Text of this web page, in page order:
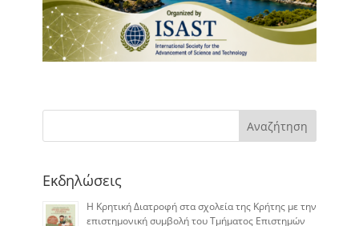
Αναζήτηση
Εκδηλώσεις
Η Κρητική Διατροφή στα σχολεία της Κρήτης με την
επιστημονική συμβολή του Τμήματος Επιστημών